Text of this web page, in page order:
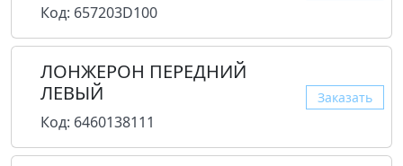
Код: 657203D100
ЛОНЖЕРОН ПЕРЕДНИЙ
ЛЕВЫЙ
Код: 6460138111
Заказать